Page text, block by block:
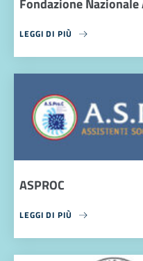
Fondazione
LEGGI DI PIÙ
ASPROC
LEGGI DI PIÙ